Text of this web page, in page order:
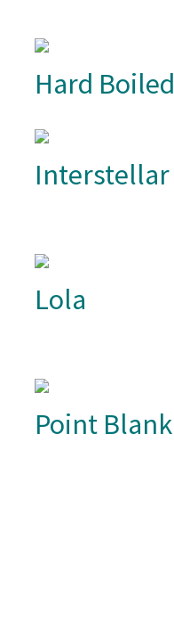
Hard Boiled
Interstellar
Lola
Point Blank